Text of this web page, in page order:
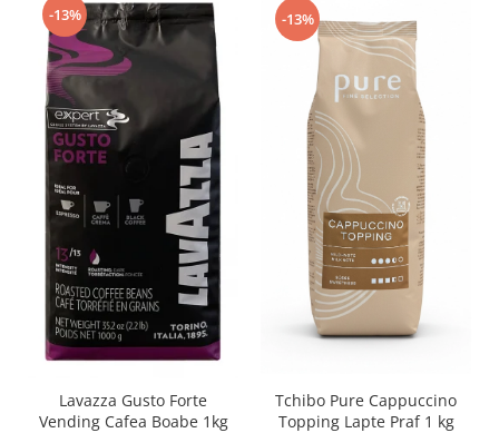
-13%
Lavazza Gusto Forte
Vending Cafea Boabe 1kg
-13%
Tchibo Pure Cappuccino
Topping Lapte Praf 1 kg